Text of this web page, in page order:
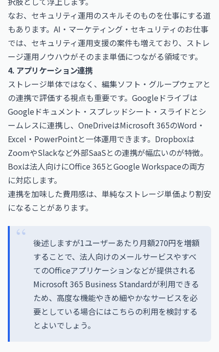
なお、セキュリティ運用のスキルそのものを仕事にする道
もあります。 AI・マーケティング・セキュリティのお仕事
では、セキュリティ運用支援の案件も増えており、ストレ
ージ運用ノウハウがそのまま単価につながる領域です。
4. アプリケーション連携
ストレージ単体ではなく、編集ソフト・グループウェアと
の連携で評価する視点も重要です。Googleドライブは
Googleドキュメント・スプレッドシート・スライドとシ
ームレスに連携し、OneDriveはMicrosoft 365のWord・
Excel・PowerPointと一体運用できます。Dropboxは
ZoomやSlackなど外部SaaSとの連携が幅広いのが特徴。
Boxは法人向けにOffice 365とGoogle Workspaceの両方
に対応します。
連携を加味した費用感は、単純なストレージ単価より割安
になることがあります。
後述しますが1ユーザーあたり月額270円を増額
することで、法人向けのメールサービスやすべ
てのOfficeアプリケーションなどが提供される
Microsoft 365 Business Standardが利用できる
ため、高度な機能やきめ細やかなサービスを必
要としている場合にはこちらの利用を検討する
とよいでしょう。